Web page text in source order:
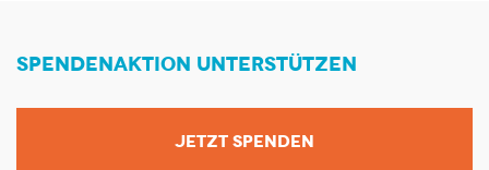
SPENDENAKTION UNTERSTÜTZEN
JETZT SPENDEN